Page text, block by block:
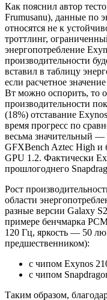
Как пояснил автор
Frumusanu), данные по
относятся не к
троттлинг,
энергопотребление
производительности
вставил в таблицу
если расчетное
Вт можно оспорить, то
производительности
(18%) отставание
время прогресс по
весьма значительный —
GFXBench Aztec High и
GPU 1.2. Фактически
прошлогоднего
Рост
области
разные версии Galaxy
примере бенчмарка
120 Гц, яркость — 50
предшественником):
с чипом Exynos
с чипом
Таким образом,